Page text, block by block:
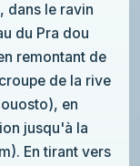
dans le ravin
du Pra dou
de la rive
en
En tirant vers